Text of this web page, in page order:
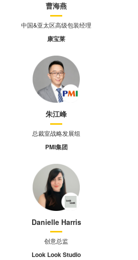
曹海燕
中国&亚太区高级包装经理
康宝莱
朱江峰
总裁室战略发展组
PMI集团
Danielle Harris
创意总监
Look Look Studio